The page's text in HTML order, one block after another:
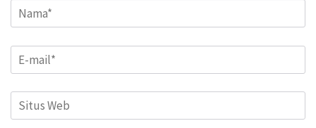
Name*
Email*
Situs
Web